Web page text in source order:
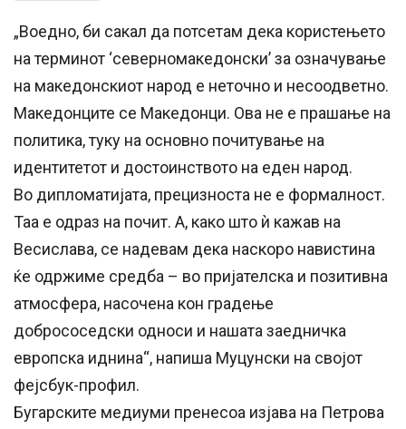
„Воедно, би сакал да потсетам дека користењето
на терминот ‘северномакедонски’ за означување
на македонскиот народ е неточно и несоодветно.
Македонците се Македонци. Ова не е прашање на
политика, туку на основно почитување на
идентитетот и достоинството на еден народ.
Во дипломатијата, прецизноста не е формалност.
Таа е одраз на почит. А, како што ѝ кажав на
Весислава, се надевам дека наскоро навистина
ќе одржиме средба – во пријателска и позитивна
атмосфера, насочена кон градење
добрососедски односи и нашата заедничка
европска иднина“, напиша Муцунски на својот
фејсбук-профил.
Бугарските медиуми пренесоа изјава на Петрова